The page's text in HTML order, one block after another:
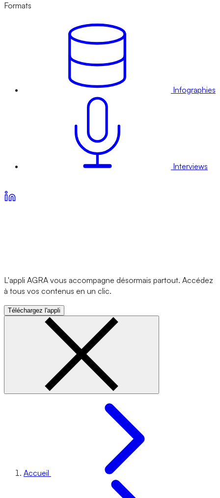
Formats
Infographies
Interviews
L'appli AGRA vous accompagne désormais partout. Accédez
à tous vos contenus en un clic.
Téléchargez l'appli
Accueil